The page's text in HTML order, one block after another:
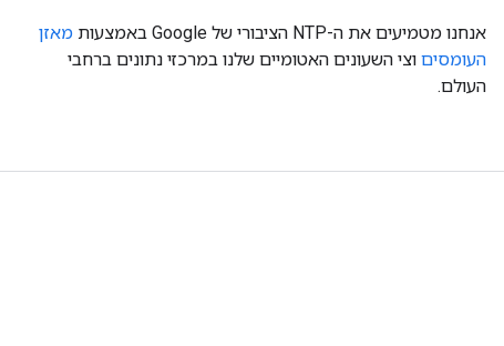
אנחנו מטמיעים את ה-NTP הציבורי של Google באמצעות
מאזן
העומסים וצי השעונים האטומיים שלנו במרכזי נתונים ברחבי
העולם.